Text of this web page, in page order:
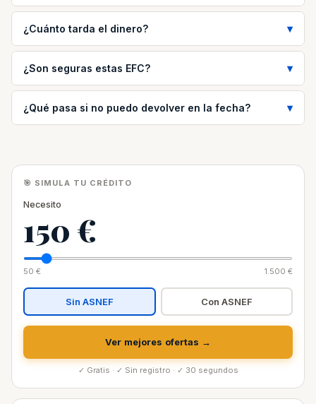
¿Cuánto tarda el dinero?
¿Son seguras estas EFC?
¿Qué pasa si no puedo devolver en la fecha?
🎯 SIMULA TU CRÉDITO
Necesito
150 €
50 € 1.500 €
Sin ASNEF Con ASNEF
Ver mejores ofertas →
✓ Gratis · ✓ Sin registro · ✓ 30 segundos